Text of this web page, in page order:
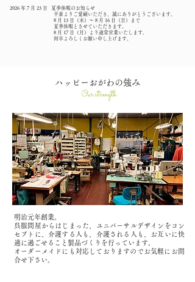
2026 年 7 月 23 日
夏季休暇のお知らせ
平素よりご愛顧いただき、誠にありがとうございます。
8 月 13 日（木）～ 8 月 16 日（日）まで
夏季休暇とさせていただきます。
8 月 17 日（月）より通常営業いたします。
何卒よろしくお願い申し上げます。
​ハッピーおがわの強み
Our strength
明治元年創業。
呉服問屋からはじまった、ユニバーサルデザインをコン
セプトに、介護する人も、介護される人も、お互いに快
適に過ごせること製品づくりを行っています。
​オーダーメイドにも対応しておりますのでお気軽にお問
合せ下さい。